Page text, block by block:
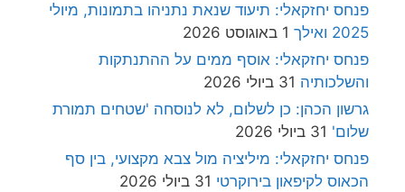
פנחס יחזקאלי: תיעוד שנאת נתניהו בתמונות, מיולי
2025 ואילך
1 באוגוסט 2026
פנחס יחזקאלי: אוסף ממים על ההתנתקות
והשלכותיה 31 ביולי 2026
גרשון הכהן: כן לשלום, לא לנוסחה 'שטחים תמורת
שלום' 31 ביולי 2026
פנחס יחזקאלי: מיליציה מול צבא מקצועי, בין סף
הכאוס לקיפאון בירוקרטי 31 ביולי 2026